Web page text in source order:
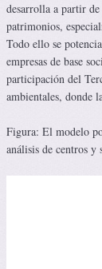
desarrolla a partir
patrimonios,
Todo ello se
empresas de base
participación del
ambientales, donde
Figura: El modelo
análisis de centros y